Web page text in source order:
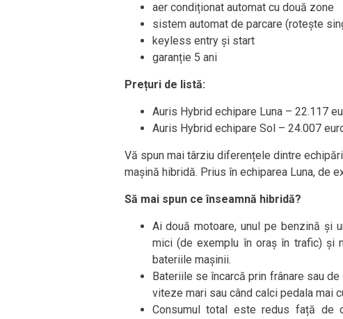
aer condiționat automat cu două zone
sistem automat de parcare (rotește
keyless entry și start
garanție 5 ani
Prețuri de listă:
Auris Hybrid echipare Luna – 22.117
Auris Hybrid echipare Sol – 24.007
Vă spun mai târziu diferențele dintre
mașină hibridă. Prius în echiparea Luna, de
Să mai spun ce înseamnă hibridă?
Ai două motoare, unul pe benzină și
mici (de exemplu în oraș în trafic) și
bateriile mașinii.
Bateriile se încarcă prin frânare sau
viteze mari sau când calci pedala mai
Consumul total este redus față de